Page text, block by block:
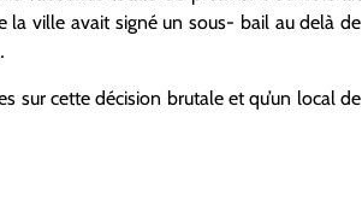
la ville avait signé un sous- bail au delà de
sur cette décision brutale et qu’un local de